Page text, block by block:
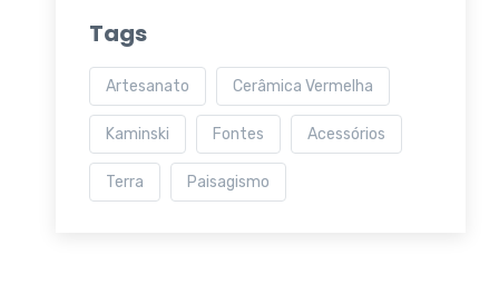
Tags
Artesanato Cerâmica Vermelha
Kaminski Fontes Acessórios
Terra Paisagismo